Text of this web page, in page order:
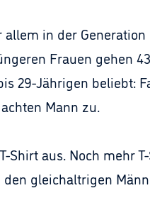
in der
Frauen gehen
29-Jährigen beliebt:
Mann zu.
aus. Noch mehr
gleichaltrigen